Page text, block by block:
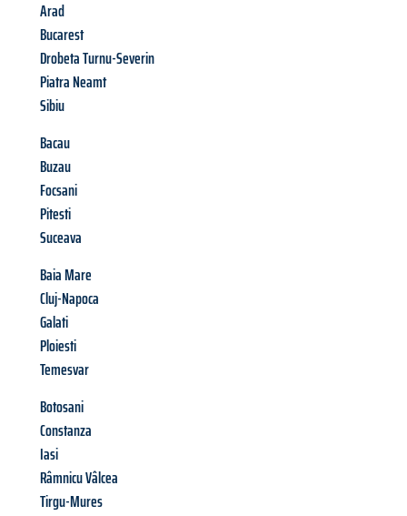
Arad
Bucarest
Drobeta Turnu-Severin
Piatra Neamt
Sibiu
Bacau
Buzau
Focsani
Pitesti
Suceava
Baia Mare
Cluj-Napoca
Galati
Ploiesti
Temesvar
Botosani
Constanza
Iasi
Râmnicu Vâlcea
Tirgu-Mures